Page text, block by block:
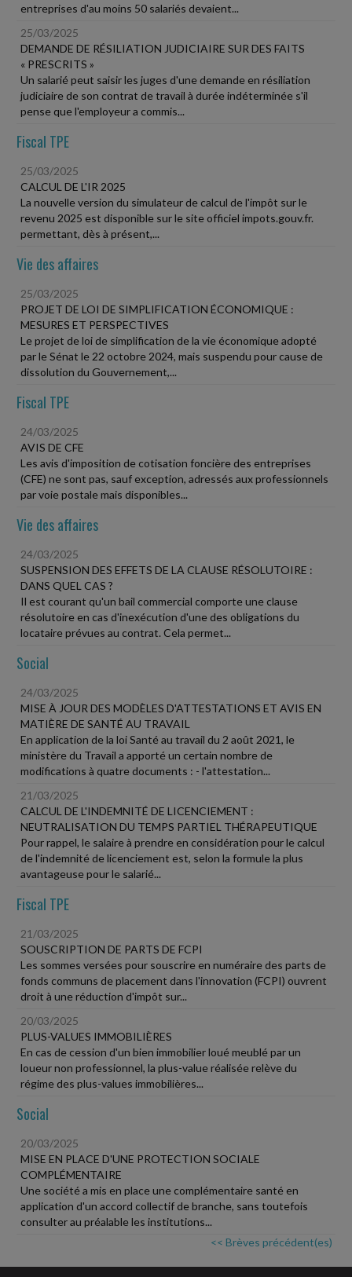
entreprises d'au moins 50 salariés devaient...
25/03/2025
DEMANDE DE RÉSILIATION JUDICIAIRE SUR DES FAITS
« PRESCRITS »
Un salarié peut saisir les juges d'une demande en résiliation
judiciaire de son contrat de travail à durée indéterminée s'il
pense que l'employeur a commis...
Fiscal TPE
25/03/2025
CALCUL DE L'IR 2025
La nouvelle version du simulateur de calcul de l'impôt sur le
revenu 2025 est disponible sur le site officiel impots.gouv.fr.
permettant, dès à présent,...
Vie des affaires
25/03/2025
PROJET DE LOI DE SIMPLIFICATION ÉCONOMIQUE :
MESURES ET PERSPECTIVES
Le projet de loi de simplification de la vie économique adopté
par le Sénat le 22 octobre 2024, mais suspendu pour cause de
dissolution du Gouvernement,...
Fiscal TPE
24/03/2025
AVIS DE CFE
Les avis d'imposition de cotisation foncière des entreprises
(CFE) ne sont pas, sauf exception, adressés aux professionnels
par voie postale mais disponibles...
Vie des affaires
24/03/2025
SUSPENSION DES EFFETS DE LA CLAUSE RÉSOLUTOIRE :
DANS QUEL CAS ?
Il est courant qu'un bail commercial comporte une clause
résolutoire en cas d'inexécution d'une des obligations du
locataire prévues au contrat. Cela permet...
Social
24/03/2025
MISE À JOUR DES MODÈLES D'ATTESTATIONS ET AVIS EN
MATIÈRE DE SANTÉ AU TRAVAIL
En application de la loi Santé au travail du 2 août 2021, le
ministère du Travail a apporté un certain nombre de
modifications à quatre documents : - l'attestation...
21/03/2025
CALCUL DE L'INDEMNITÉ DE LICENCIEMENT :
NEUTRALISATION DU TEMPS PARTIEL THÉRAPEUTIQUE
Pour rappel, le salaire à prendre en considération pour le calcul
de l'indemnité de licenciement est, selon la formule la plus
avantageuse pour le salarié...
Fiscal TPE
21/03/2025
SOUSCRIPTION DE PARTS DE FCPI
Les sommes versées pour souscrire en numéraire des parts de
fonds communs de placement dans l'innovation (FCPI) ouvrent
droit à une réduction d'impôt sur...
20/03/2025
PLUS-VALUES IMMOBILIÈRES
En cas de cession d'un bien immobilier loué meublé par un
loueur non professionnel, la plus-value réalisée relève du
régime des plus-values immobilières...
Social
20/03/2025
MISE EN PLACE D'UNE PROTECTION SOCIALE
COMPLÉMENTAIRE
Une société a mis en place une complémentaire santé en
application d'un accord collectif de branche, sans toutefois
consulter au préalable les institutions...
<< Brèves précédent(es)